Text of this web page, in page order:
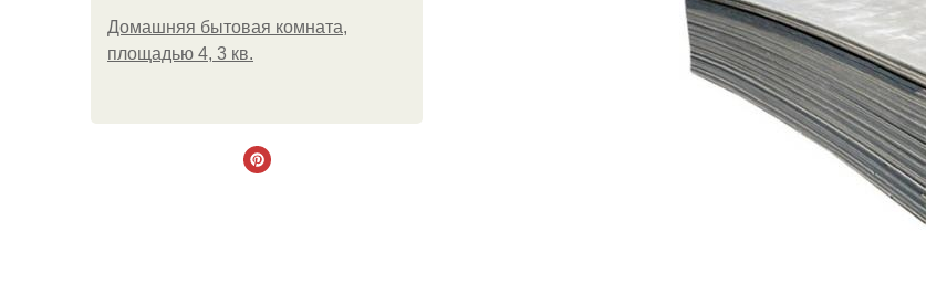
Домашняя бытовая комната,
площадью 4, 3 кв.